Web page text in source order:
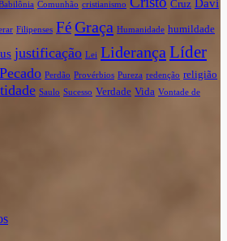
Comunhão cristianismo Cruz Davi
Filipenses FéGraça Humanidade humildade
justificação Lei Liderança Líder
Pecado Perdão Provérbios Pureza redenção religião
Saulo Sucesso Verdade Vida Vontade de